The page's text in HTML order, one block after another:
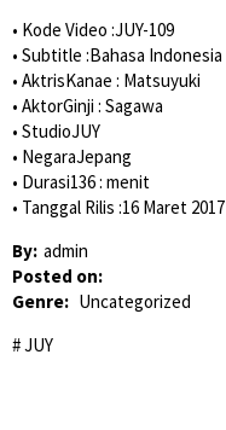
• Kode Video :JUY-109
• Subtitle :Bahasa Indonesia
• AktrisKanae : Matsuyuki
• AktorGinji : Sagawa
• StudioJUY
• NegaraJepang
• Durasi136 : menit
• Tanggal Rilis :16 Maret 2017
By: admin
Posted on:
Genre: Uncategorized
JUY